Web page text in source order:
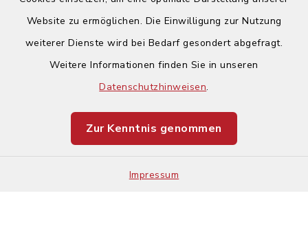
Website zu ermöglichen. Die Einwilligung zur Nutzung
weiterer Dienste wird bei Bedarf gesondert abgefragt.
Weitere Informationen finden Sie in unseren
Datenschutzhinweisen.
Zur Kenntnis genommen
Impressum
Barrierefreiheit
Impressum
Sitemap